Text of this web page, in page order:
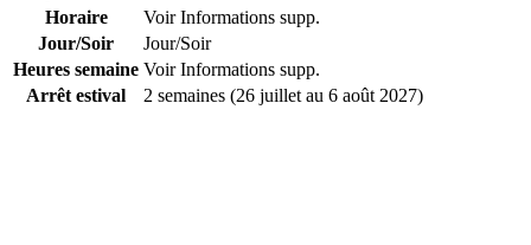
Horaire
Voir Informations supp.
Jour/Soir
Jour/Soir
Heures semaine Voir Informations supp.
Arrêt estival
2 semaines (26 juillet au 6 août 2027)